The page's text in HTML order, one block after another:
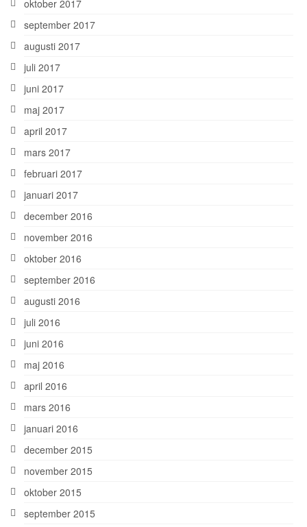
oktober 2017
september 2017
augusti 2017
juli 2017
juni 2017
maj 2017
april 2017
mars 2017
februari 2017
januari 2017
december 2016
november 2016
oktober 2016
september 2016
augusti 2016
juli 2016
juni 2016
maj 2016
april 2016
mars 2016
januari 2016
december 2015
november 2015
oktober 2015
september 2015